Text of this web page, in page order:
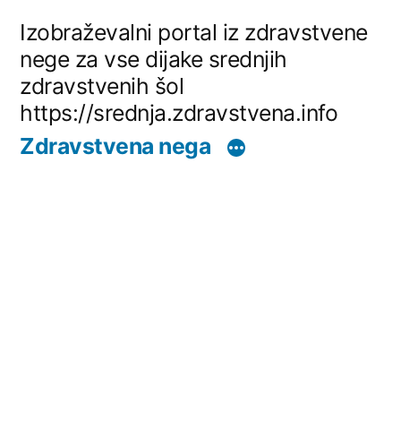
content
Izobraževalni portal iz zdravstvene
nege za vse dijake srednjih
zdravstvenih šol
https://srednja.zdravstvena.info
Zdravstvena nega